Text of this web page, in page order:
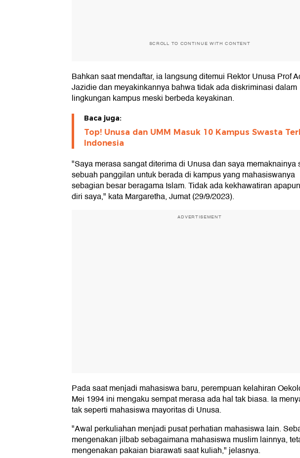
SCROLL TO CONTINUE WITH CONTENT
Bahkan saat mendaftar, ia langsung ditemui Rektor Unusa Prof
Jazidie dan meyakinkannya bahwa tidak ada diskriminasi dalam
lingkungan kampus meski berbeda keyakinan.
Baca juga:
Top! Unusa dan UMM Masuk 10 Kampus Swasta
Indonesia
"Saya merasa sangat diterima di Unusa dan saya memaknainya
sebuah panggilan untuk berada di kampus yang mahasiswanya
sebagian besar beragama Islam. Tidak ada kekhawatiran
diri saya," kata Margaretha, Jumat (29/9/2023).
ADVERTISEMENT
Pada saat menjadi mahasiswa baru, perempuan kelahiran
Mei 1994 ini mengaku sempat merasa ada hal tak biasa. Ia
tak seperti mahasiswa mayoritas di Unusa.
"Awal perkuliahan menjadi pusat perhatian mahasiswa lain.
mengenakan jilbab sebagaimana mahasiswa muslim lainnya,
mengenakan pakaian biarawati saat kuliah," jelasnya.